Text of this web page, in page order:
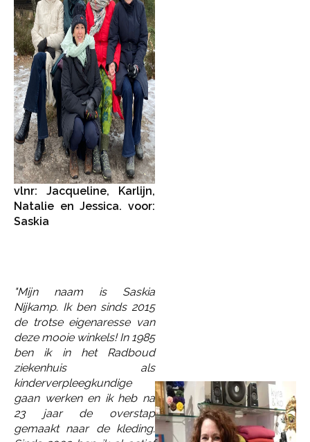
vlnr: Jacqueline, Karlijn,
Natalie en Jessica. voor:
Saskia
"Mijn naam is Saskia
Nijkamp. Ik ben sinds 2015
de trotse eigenaresse van
deze mooie winkels! In 1985
ben ik in het Radboud
ziekenhuis als
kinderverpleegkundige
gaan werken en ik heb na
23 jaar de overstap
gemaakt naar de kleding.